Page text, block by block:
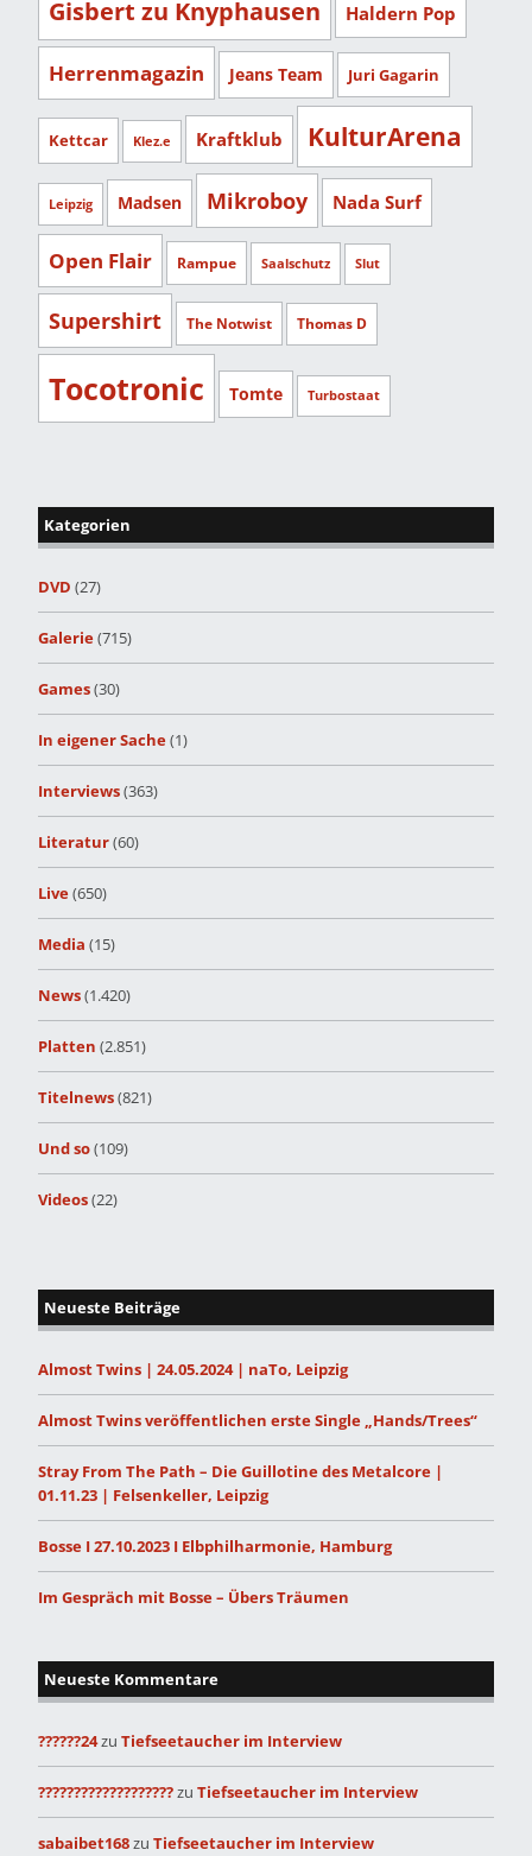
Gisbert zu Knyphausen Haldern Pop
Herrenmagazin Jeans Team Juri Gagarin
Kettcar Klez.e Kraftklub KulturArena
Leipzig Madsen Mikroboy Nada Surf
Open Flair Rampue Saalschutz Slut
Supershirt The Notwist Thomas D
Tocotronic Tomte Turbostaat
Kategorien
DVD (27)
Galerie(715)
Games(30)
In eigener Sache(1)
Interviews(363)
Literatur(60)
Live(650)
Media (15)
News(1.420)
Platten (2.851)
Titelnews(821)
Und so(109)
Videos(22)
Neueste Beiträge
Almost Twins | 24.05.2024 | naTo, Leipzig
Almost Twins veröffentlichen erste Single „Hands/Trees“
Stray From The Path – Die Guillotine des Metalcore |
01.11.23 | Felsenkeller, Leipzig
Bosse I 27.10.2023 I Elbphilharmonie, Hamburg
Im Gespräch mit Bosse – Übers Träumen
Neueste Kommentare
??????24zu Tiefseetaucher im Interview
???????????????????zu Tiefseetaucher im Interview
sabaibet168zu Tiefseetaucher im Interview